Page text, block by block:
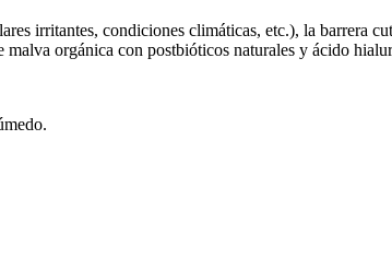
irritantes, condiciones climáticas, etc.), la barrera
malva orgánica con postbióticos naturales y ácido